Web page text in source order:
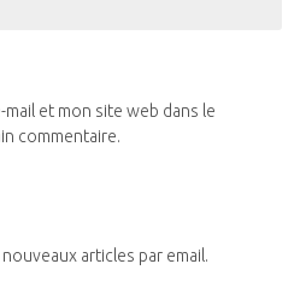
et mon site web dans le
commentaire.
articles par email.